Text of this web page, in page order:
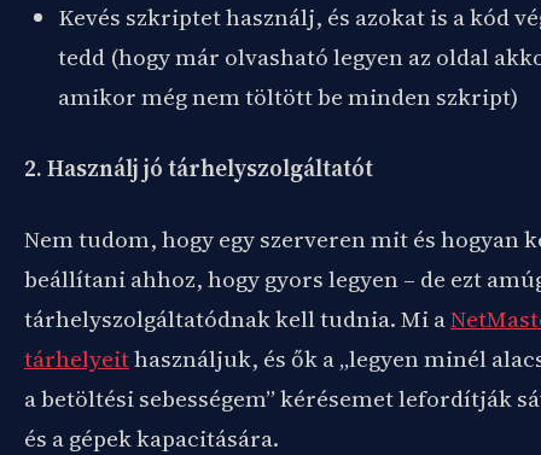
Kevés szkriptet használj, és azokat is a kód
tedd (hogy már olvasható legyen az oldal
amikor még nem töltött be minden szkript)
2. Használj jó tárhelyszolgáltatót
Nem tudom, hogy egy szerveren mit és hogyan
beállítani ahhoz, hogy gyors legyen – de ezt
tárhelyszolgáltatódnak kell tudnia. Mi a
tárhelyeithasználjuk, és ők a „legyen minél
a betöltési sebességem” kérésemet lefordítják
és a gépek kapacitására.